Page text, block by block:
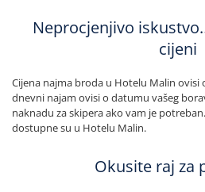
Neprocjenjivo
cijeni
Cijena najma broda u Hotelu Malin ovisi
dnevni najam ovisi o datumu vašeg
naknadu za skipera ako vam je
dostupne su u Hotelu Malin.
Okusite raj za